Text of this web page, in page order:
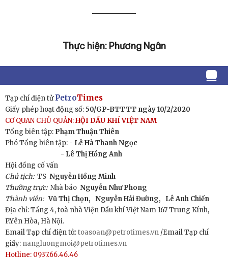
Thực hiện: Phương Ngân
Tạp chí điện tửPetroTimes
Giấy phép hoạt động số: 50/GP-BTTTT ngày 10/2/2020
CƠ QUAN CHỦ QUẢN:HỘI DẦU KHÍ VIỆT NAM
Tổng biên tập: Phạm Thuận Thiên
Phó Tổng biên tập: - Lê Hà Thanh Ngọc
- Lê Thị Hồng Anh
Hội đồng cố vấn
Chủ tịch:TS Nguyễn Hồng Minh
Thường trực: Nhà báo Nguyễn Như Phong
Thành viên: Vũ Thị Chọn, Nguyễn Hải Đường,
Lê Anh Chiến
Địa chỉ: Tầng 4, toà nhà Viện Dầu khí Việt Nam 167 Trung Kính,
P.Yên Hòa, Hà Nội.
Email Tạp chí điện tử:toasoan@petrotimes.vn /Email Tạp chí
giấy: nangluongmoi@petrotimes.vn
Hotline: 0937.66.46.46